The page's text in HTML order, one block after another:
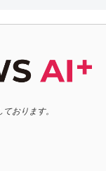
おります。